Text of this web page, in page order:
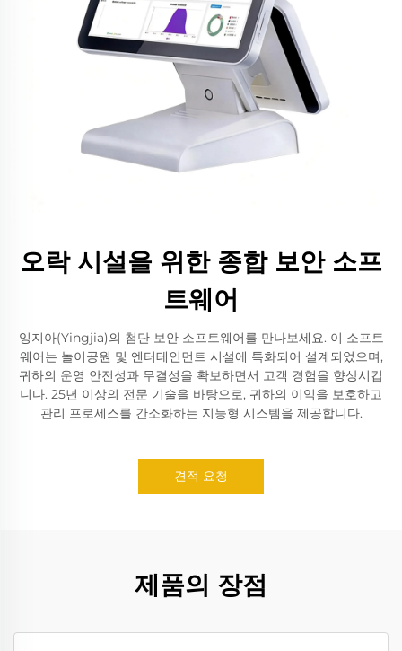
오락 시설을 위한 종합 보안 소프
트웨어
잉지아(Yingjia)의 첨단 보안 소프트웨어를 만나보세요. 이 소프트
웨어는 놀이공원 및 엔터테인먼트 시설에 특화되어 설계되었으며,
귀하의 운영 안전성과 무결성을 확보하면서 고객 경험을 향상시킵
니다. 25년 이상의 전문 기술을 바탕으로, 귀하의 이익을 보호하고
관리 프로세스를 간소화하는 지능형 시스템을 제공합니다.
견적 요청
제품의 장점